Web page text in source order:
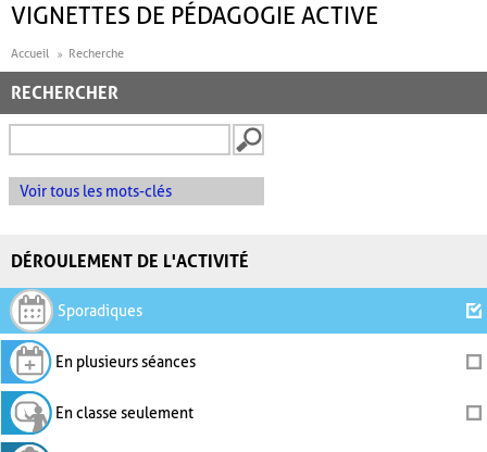
VIGNETTES DE PÉDAGOGIE ACTIVE
Accueil Recherche
RECHERCHER
Voir tous les mots-clés
DÉROULEMENT DE L'ACTIVITÉ
Sporadiques
En plusieurs séances
En classe seulement